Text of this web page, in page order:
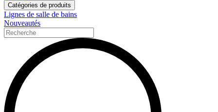
Catégories de produits
Lignes de salle de bains
Nouveautés